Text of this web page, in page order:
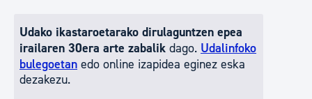
Udako ikastaroetarako dirulaguntzen epea
irailaren 30era arte zabalik dago. Udalinfoko
bulegoetan edo online izapidea eginez eska
dezakezu.